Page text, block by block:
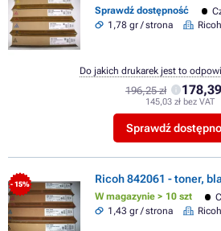
Sprawdź dostępność
1,78 gr / strona
Ricoh
196,25 zł
145,03 zł bez VAT
Sprawdź
Do jakich drukarek jest to
- 15% Ricoh 842061 - toner,
W magazynie > 10 szt
1,43 gr / strona
Ricoh